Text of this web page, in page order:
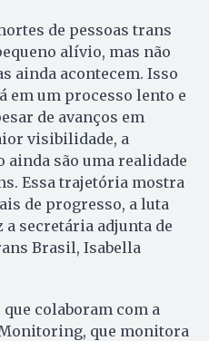
de pessoas trans
alívio, mas não
ainda acontecem. Isso
em um processo lento e
de avanços em
visibilidade, a
são uma realidade
Essa trajetória mostra
de progresso, a luta
a secretária adjunta de
Brasil, Isabella
colaboram com a
que monitora